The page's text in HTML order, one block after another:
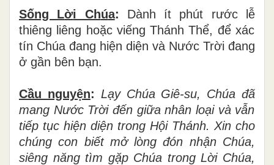
Sống Lời Chúa: Dành ít phút rước lễ
thiêng liêng hoặc viếng Thánh Thể, đểxác
tín Chúa đang hiện diện và Nước Trời đang
ở gần bên bạn.
Cầu nguyện: Lạy Chúa Giê-su, Chúađã
mang Nước Trờiđến giữa nhân loại vàvẫn
tiếp tục hiện diện trong Hội Thánh. Xin cho
chúng con biết mởlòngđón nhận Chúa,
siêng năng tìm gặp Chúa trong Lời Chúa,